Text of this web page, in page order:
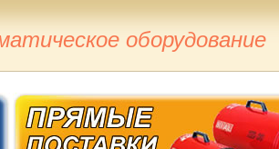
оборудование